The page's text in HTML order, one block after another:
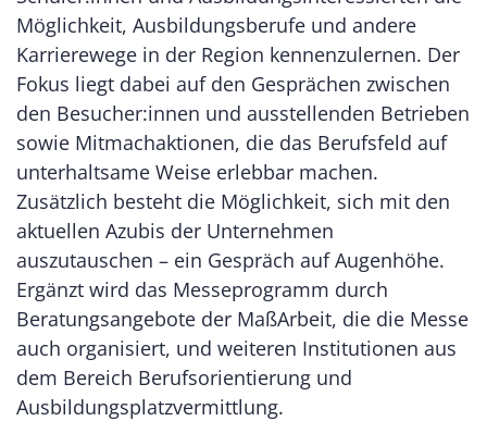
Möglichkeit, Ausbildungsberufe und andere
Karrierewege in der Region kennenzulernen. Der
Fokus liegt dabei auf den Gesprächen zwischen
den Besucher:innen und ausstellenden Betrieben
sowie Mitmachaktionen, die das Berufsfeld auf
unterhaltsame Weise erlebbar machen.
Zusätzlich besteht die Möglichkeit, sich mit den
aktuellen Azubis der Unternehmen
auszutauschen – ein Gespräch auf Augenhöhe.
Ergänzt wird das Messeprogramm durch
Beratungsangebote der MaßArbeit, die die Messe
auch organisiert, und weiteren Institutionen aus
dem Bereich Berufsorientierung und
Ausbildungsplatzvermittlung.